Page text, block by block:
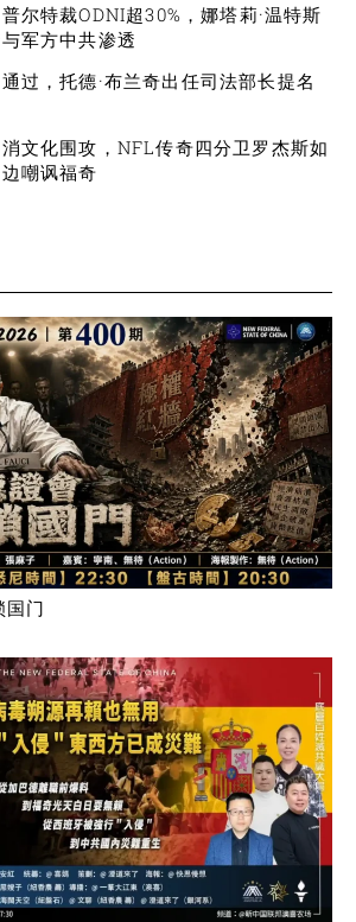
尔特裁ODNI超30%，娜塔莉·温特斯
军方中共渗透
过，托德·布兰奇出任司法部长提名
文化围攻，NFL传奇四分卫罗杰斯如
嘲讽福奇
门